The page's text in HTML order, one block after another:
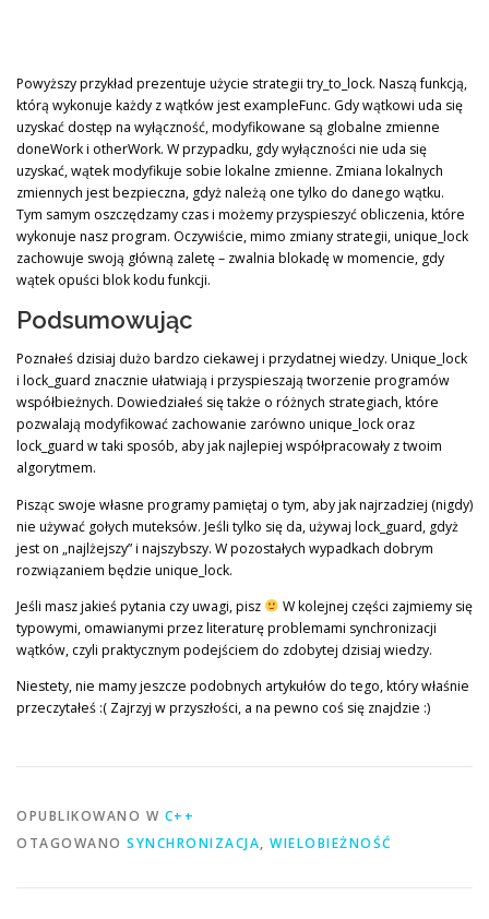
Powyższy przykład prezentuje użycie strategii try_to_lock. Naszą funkcją,
którą wykonuje każdy z wątków jest exampleFunc. Gdy wątkowi uda się
uzyskać dostęp na wyłączność, modyfikowane są globalne zmienne
doneWork i otherWork. W przypadku, gdy wyłączności nie uda się
uzyskać, wątek modyfikuje sobie lokalne zmienne. Zmiana lokalnych
zmiennych jest bezpieczna, gdyż należą one tylko do danego wątku.
Tym samym oszczędzamy czas i możemy przyspieszyć obliczenia, które
wykonuje nasz program. Oczywiście, mimo zmiany strategii, unique_lock
zachowuje swoją główną zaletę – zwalnia blokadę w momencie, gdy
wątek opuści blok kodu funkcji.
Podsumowując
Poznałeś dzisiaj dużo bardzo ciekawej i przydatnej wiedzy. Unique_lock
i lock_guard znacznie ułatwiają i przyspieszają tworzenie programów
współbieżnych. Dowiedziałeś się także o różnych strategiach, które
pozwalają modyfikować zachowanie zarówno unique_lock oraz
lock_guard w taki sposób, aby jak najlepiej współpracowały z twoim
algorytmem.
Pisząc swoje własne programy pamiętaj o tym, aby jak najrzadziej (nigdy)
nie używać gołych muteksów. Jeśli tylko się da, używaj lock_guard, gdyż
jest on „najlżejszy” i najszybszy. W pozostałych wypadkach dobrym
rozwiązaniem będzie unique_lock.
Jeśli masz jakieś pytania czy uwagi, pisz
W kolejnej części zajmiemy się
typowymi, omawianymi przez literaturę problemami synchronizacji
wątków, czyli praktycznym podejściem do zdobytej dzisiaj wiedzy.
Niestety, nie mamy jeszcze podobnych artykułów do tego, który właśnie
przeczytałeś :( Zajrzyj w przyszłości, a na pewno coś się znajdzie :)
OPUBLIKOWANO W C++
OTAGOWANO SYNCHRONIZACJA, WIELOBIEŻNOŚĆ